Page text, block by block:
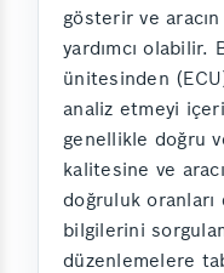
gösterir ve
yardımcı olabilir.
ünitesinden
analiz etmeyi
genellikle doğru
kalitesine ve
doğruluk
bilgilerini
düzenlemelere